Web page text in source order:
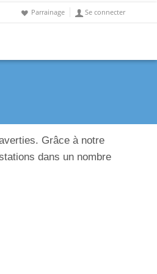
Parrainage Se connecter
Grâce à notre
dans un nombre